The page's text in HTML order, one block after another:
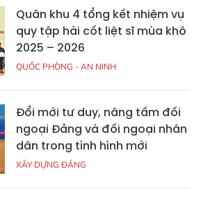
Quân khu 4 tổng kết nhiệm vụ
quy tập hài cốt liệt sĩ mùa khô
2025 – 2026
QUỐC PHÒNG - AN NINH
Đổi mới tư duy, nâng tầm đối
ngoại Đảng và đối ngoại nhân
dân trong tình hình mới
XÂY DỰNG ĐẢNG